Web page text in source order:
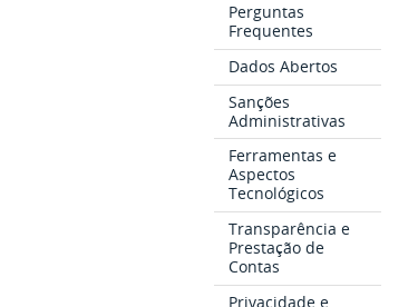
Perguntas
Frequentes
Dados Abertos
Sanções
Administrativas
Ferramentas e
Aspectos
Tecnológicos
Transparência e
Prestação de
Contas
Privacidade e